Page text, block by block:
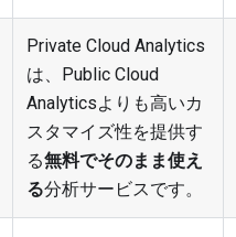
Private Cloud Analytics
は、Public Cloud
Analyticsよりも高いカ
スタマイズ性を提供す
る無料でそのまま使え
る分析サービスです。